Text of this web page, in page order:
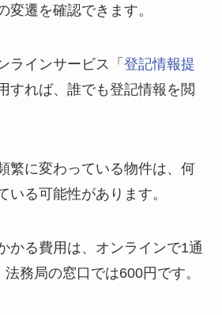
変遷を確認できます。
ラインサービス「 登記情報提
すれば、誰でも登記情報を閲
繁に変わっている物件は、何
いる可能性があります。
かる費用は、オンラインで1通
務局の窓口では600円です。